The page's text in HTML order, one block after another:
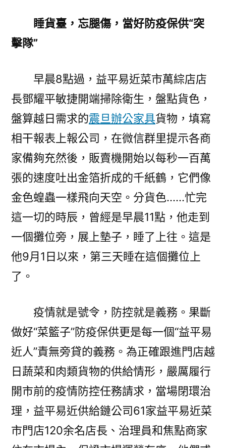
無
限
平
常
故
事
凝
集
“菜
籃
億
嵐
工
學
椅
供
不
氣
力〉
睡貨臺，忘腿傷，當好防疫保供“突
擊隊”
早晨8點過，益平易近菜市萬綜店店
長鄧耀平敏捷開端掃除衛生，盤點貨色，
盤算越日需求的震旦辦公家具貨物，填寫
相干報表上報公司，在微信群里提示各商
家備夠充然後，販賣機開始以每秒一百萬
張的速度吐出金箔折成的千紙鶴，它們像
金色蝗蟲一樣飛向天空。分貨色……忙完
這一切的時辰，曾經是早晨11點，他走到
一個攤位旁，展上墊子，睡了上往。這是
他9月1日以來，第三天睡在這個攤位上
了。
疫情就是號令，防控就是義務。果斷
做好“菜籃子”防疫保供更是每一個“益平易
近人”責無旁貸的義務。為正確跟進門店越
日蔬菜和肉類貨物的供給情形，嚴厲履行
開市前的疫情防控任務請求，當場閉環治
理，益平易近供給鏈公司61家益平易近菜
市門店120余名店長、治理員和焦點商家